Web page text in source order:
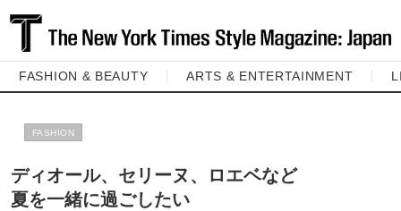
FASHION & BEAUTY ARTS & ENTERTAINMENT
FASHION
ディオール、セリーヌ、ロエベなど
夏を一緒に過ごしたい